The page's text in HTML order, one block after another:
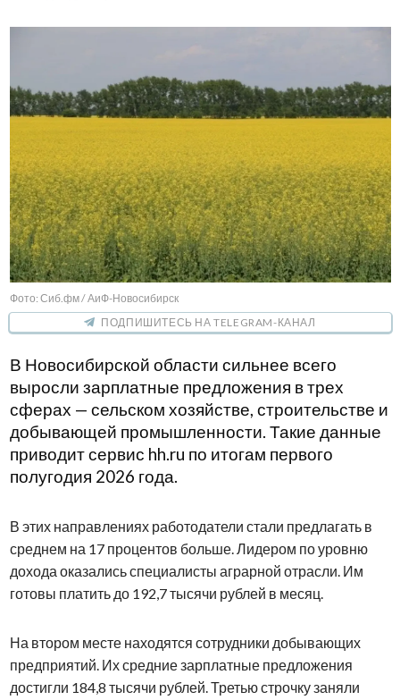
Фото: Сиб.фм / АиФ-Новосибирск
ПОДПИШИТЕСЬ НА TELEGRAM-КАНАЛ
В Новосибирской области сильнее всего
выросли зарплатные предложения в трех
сферах — сельском хозяйстве, строительстве и
добывающей промышленности. Такие данные
приводит сервис hh.ru по итогам первого
полугодия 2026 года.
В этих направлениях работодатели стали предлагать в
среднем на 17 процентов больше. Лидером по уровню
дохода оказались специалисты аграрной отрасли. Им
готовы платить до 192,7 тысячи рублей в месяц.
На втором месте находятся сотрудники добывающих
предприятий. Их средние зарплатные предложения
достигли 184,8 тысячи рублей. Третью строчку заняли